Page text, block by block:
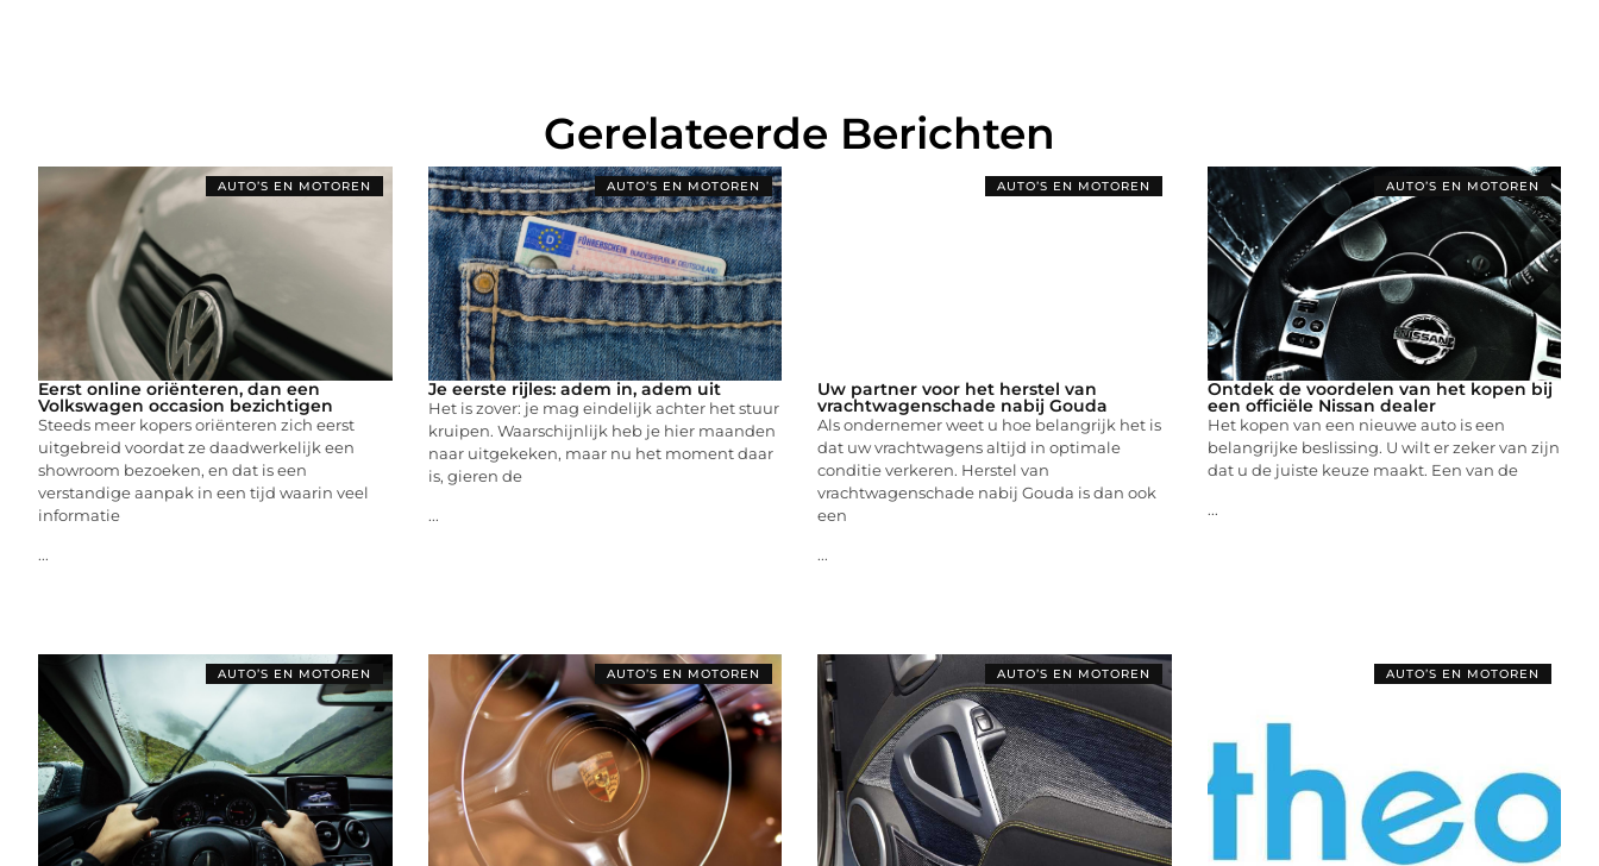
Gerelateerde Berichten
AUTO’S EN MOTOREN
Eerst online oriënteren, dan een
Volkswagen occasion bezichtigen
Steeds meer kopers oriënteren zich eerst
uitgebreid voordat ze daadwerkelijk een
showroom bezoeken, en dat is een
verstandige aanpak in een tijd waarin veel
informatie
...
AUTO’S EN MOTOREN
Je eerste rijles: adem in, adem uit
Het is zover: je mag eindelijk achter het stuur
kruipen. Waarschijnlijk heb je hier maanden
naar uitgekeken, maar nu het moment daar
is, gieren de
...
AUTO’S EN MOTOREN
Uw partner voor het herstel van
vrachtwagenschade nabij Gouda
Als ondernemer weet u hoe belangrijk het is
dat uw vrachtwagens altijd in optimale
conditie verkeren. Herstel van
vrachtwagenschade nabij Gouda is dan ook
een
...
AUTO’S EN MOTOREN
Ontdek de voordelen van het kopen bij
een officiële Nissan dealer
Het kopen van een nieuwe auto is een
belangrijke beslissing. U wilt er zeker van zijn
dat u de juiste keuze maakt. Een van de
...
AUTO’S EN MOTOREN AUTO’S EN MOTOREN AUTO’S EN MOTOREN AUTO’S EN MOTOREN